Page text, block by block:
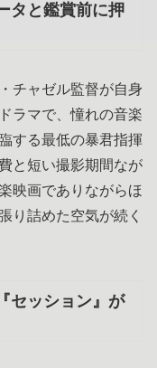
タと鑑賞前に押
チャゼル監督が自身
ラマで、憧れの音楽
する最低の暴君指揮
と短い撮影期間なが
映画でありながらほ
り詰めた空気が続く
セッション』が